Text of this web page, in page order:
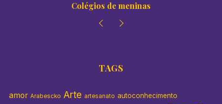
Colégios de meninas
TAGS
amor Arabescko Arte artesanato autoconhecimento